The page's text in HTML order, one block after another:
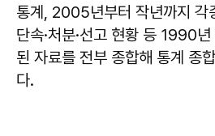
통계, 2005년부터 작년까지 각
단속·처분·선고 현황 등 1990
된 자료를 전부 종합해 통계 종
다.